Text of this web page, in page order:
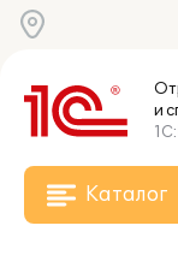
и
Каталог